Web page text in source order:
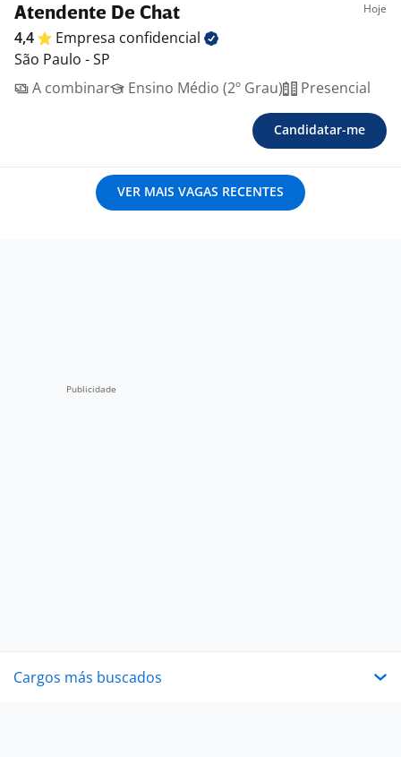
Atendente De Chat Hoje
4,4 Empresa confidencial
São Paulo - SP
A combinar
Ensino Médio (2º Grau) Presencial
Candidatar-me
VER MAIS VAGAS RECENTES
Cargos más buscados